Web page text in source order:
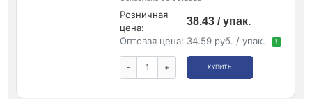
Розничная
цена:
38.43 / упак.
Оптовая цена: 34.59 руб. / упак. !
- + КУПИТЬ